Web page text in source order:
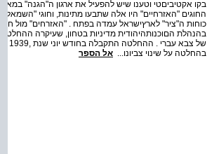
החוגים "האזרחיים" היו אלה שתבעו מתינות, וחוגי
בהנהלת הםוכנות­היהודית מדיניות בטחון, שעיקרה ההחלטה
בהחלטה על שינוי צביונו... אל הספר